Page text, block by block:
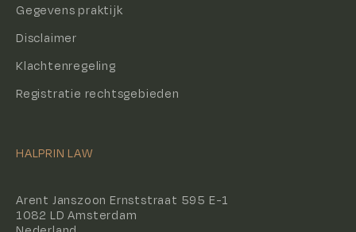
Gegevens praktijk
Disclaimer
Klachtenregeling
Registratie rechtsgebieden
HALPRIN LAW
Arent Janszoon Ernststraat 595 E-1
1082 LD Amsterdam